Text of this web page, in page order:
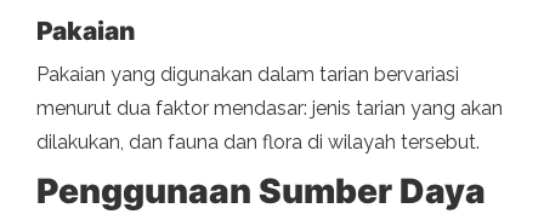
Pakaian
Pakaian yang digunakan dalam tarian bervariasi
menurut dua faktor mendasar: jenis tarian yang akan
dilakukan, dan fauna dan flora di wilayah tersebut.
Penggunaan Sumber Daya